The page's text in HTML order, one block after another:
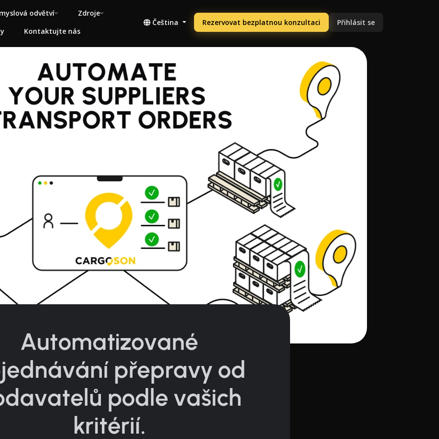
odvětví
Zdroje
Kontaktujte nás
Čeština Rezervovat bezplatnou konzultaci Přihlásit se
Automatizované
přepravy od
podle vašich
kritérií.